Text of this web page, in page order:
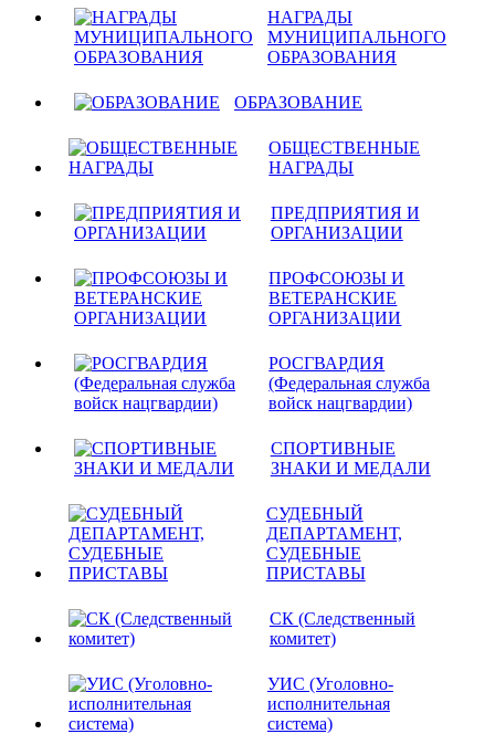
НАГРАДЫ
МУНИЦИПАЛЬНОГО
ОБРАЗОВАНИЯ
ОБРАЗОВАНИЕ
ОБЩЕСТВЕННЫЕ
НАГРАДЫ
ПРЕДПРИЯТИЯ И
ОРГАНИЗАЦИИ
ПРОФСОЮЗЫ И
ВЕТЕРАНСКИЕ
ОРГАНИЗАЦИИ
РОСГВАРДИЯ
(Федеральная служба
войск нацгвардии)
СПОРТИВНЫЕ
ЗНАКИ И МЕДАЛИ
СУДЕБНЫЙ
ДЕПАРТАМЕНТ,
СУДЕБНЫЕ
ПРИСТАВЫ
СК (Следственный
комитет)
УИС (Уголовно-
исполнительная
система)